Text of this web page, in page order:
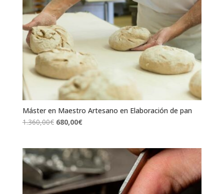
Máster en Maestro Artesano en Elaboración de pan
1.360,00€ El
era:
1.360,00€.
680,00€El
es:
680,00€.